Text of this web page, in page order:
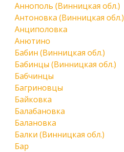
Аннополь (Винницкая обл.)
Антоновка (Винницкая обл.)
Анциполовка
Анютино
Бабин (Винницкая обл.)
Бабинцы (Винницкая обл.)
Бабчинцы
Багриновцы
Байковка
Балабановка
Балановка
Балки (Винницкая обл.)
Бар